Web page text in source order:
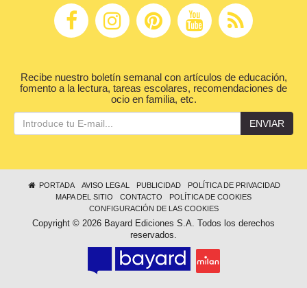
Recibe nuestro boletín semanal con artículos de educación,
fomento a la lectura, tareas escolares, recomendaciones de
ocio en familia, etc.
ENVIAR
PORTADA AVISO LEGAL PUBLICIDAD
POLÍTICA DE PRIVACIDAD
MAPA DEL SITIO
CONTACTO
POLÍTICA DE COOKIES
CONFIGURACIÓN DE LAS COOKIES
Copyright © 2026 Bayard Ediciones S.A. Todos los derechos
reservados.